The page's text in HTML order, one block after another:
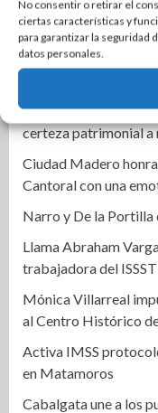
No consentir o retirar el
ciertas características y
para garantizar la seguridad
datos personales.
Ruta Gastronómica
recorrido por la
Impulsa Gobierno de
histórico Mercado
Agiliza el ITAVU
certeza patrimonial a
Ciudad Madero
Cantoral con una
Narro y De la
Llama Abraham
trabajadora del
Mónica Villarreal
al Centro Histórico
Activa IMSS
en Matamoros
Cabalgata une a los